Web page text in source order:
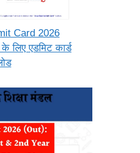
Card 2026
लिए एडमिट कार्ड